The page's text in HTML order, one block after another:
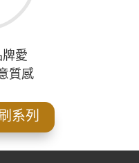
愛
質感
系列